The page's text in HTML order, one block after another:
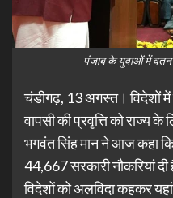
पंजाब के युवाओं में वतन
चंडीगढ़, 13 अगस्त। विदेशों
वापसी की प्रवृत्ति को राज्य
भगवंत सिंह मान ने आज कहा
44,667 सरकारी नौकरियां
विदेशों को अलविदा कहकर